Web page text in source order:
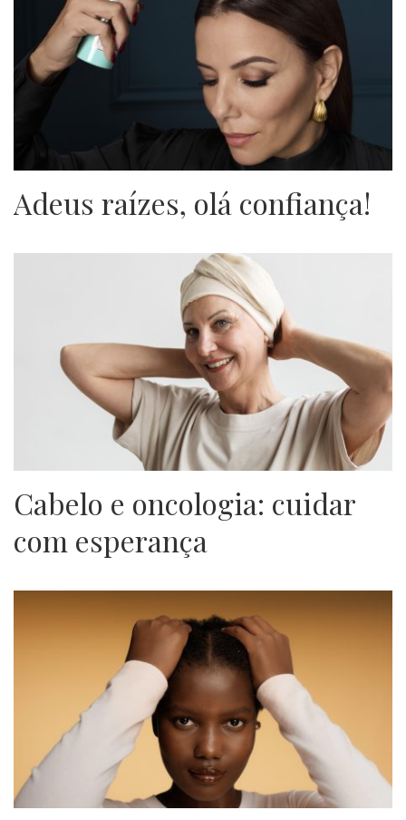
Adeus raízes, olá confiança!
Cabelo e oncologia: cuidar
com esperança